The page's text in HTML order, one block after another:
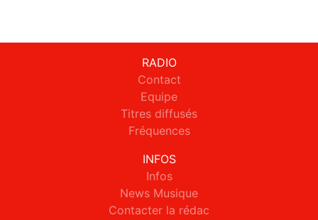
RADIO
Contact
Equipe
Titres diffusés
Fréquences
INFOS
Infos
News Musique
Contacter la rédac